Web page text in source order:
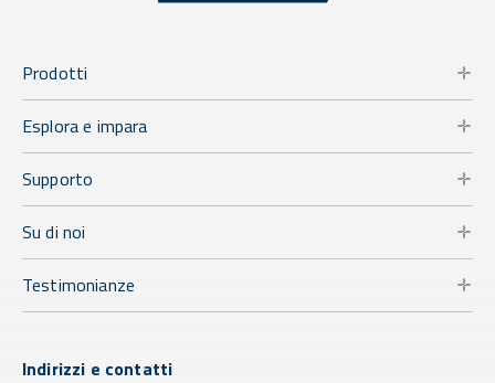
Prodotti
Esplora e impara
Supporto
Su di noi
Testimonianze
Indirizzi e contatti